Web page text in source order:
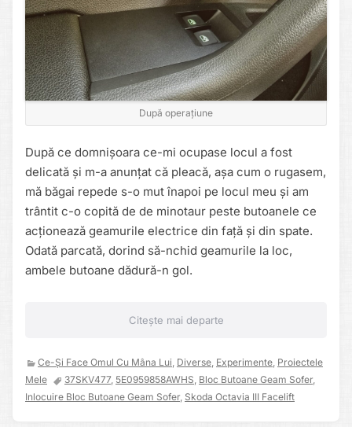
După operațiune
După ce domnișoara ce-mi ocupase locul a fost
delicată și m-a anunțat că pleacă, așa cum o rugasem,
mă băgai repede s-o mut înapoi pe locul meu și am
trântit c-o copită de de minotaur peste butoanele ce
acționează geamurile electrice din față și din spate.
Odată parcată, dorind să-nchid geamurile la loc,
ambele butoane dădură-n gol.
Citește mai departe
Ce-Și Face Omul Cu Mâna Lui Diverse Experimente Proiectele
Mele
37SKV477 5E0959858AWHS Bloc Butoane Geam Sofer
Inlocuire Bloc Butoane Geam Sofer Skoda Octavia III Facelift